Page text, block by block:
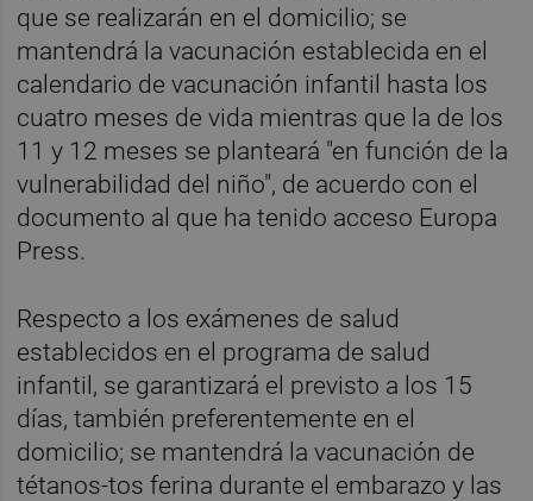
que se realizarán en el domicilio; se
mantendrá la vacunación establecida en el
calendario de vacunación infantil hasta los
cuatro meses de vida mientras que la de los
11 y 12 meses se planteará "en función de la
vulnerabilidad del niño", de acuerdo con el
documento al que ha tenido acceso Europa
Press.
Respecto a los exámenes de salud
establecidos en el programa de salud
infantil, se garantizará el previsto a los 15
días, también preferentemente en el
domicilio; se mantendrá la vacunación de
tétanos-tos ferina durante el embarazo y las